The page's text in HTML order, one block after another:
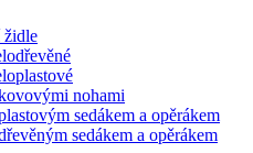
židle
nohami
sedákem a opěrákem
sedákem a opěrákem